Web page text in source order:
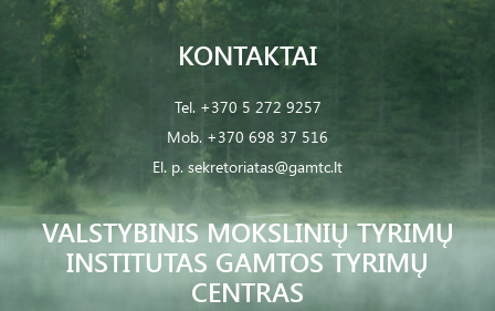
VALSTYBINIS MOKSLINIŲ TYRIMŲ
INSTITUTAS GAMTOS TYRIMŲ
CENTRAS
KONTAKTAI
Tel. +370 5 272 9257
Mob. +370 698 37 516
El. p. sekretoriatas@gamtc.lt